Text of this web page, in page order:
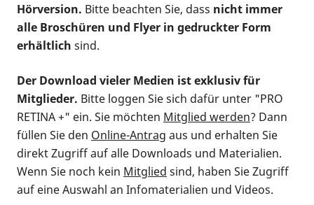
Hörversion. Bitte beachten Sie, dass nicht immer
alle Broschüren und Flyer in gedruckter Form
erhältlich sind.
Der Download vieler Medien ist exklusiv für
Mitglieder. Bitte loggen Sie sich dafür unter "PRO
RETINA +" ein. Sie möchten Mitglied werden? Dann
füllen Sie den Online-Antrag aus und erhalten Sie
direkt Zugriff auf alle Downloads und Materialien.
Wenn Sie noch kein Mitglied sind, haben Sie Zugriff
auf eine Auswahl an Infomaterialien und Videos.